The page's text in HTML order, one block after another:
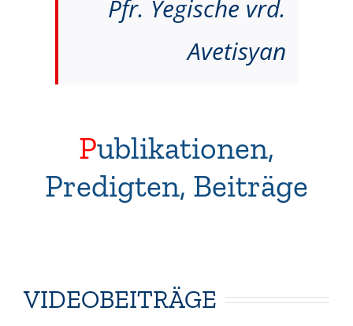
Pfr. Yegische vrd.
Avetisyan
Publikationen,
Predigten, Beiträge
VIDEOBEITRÄGE